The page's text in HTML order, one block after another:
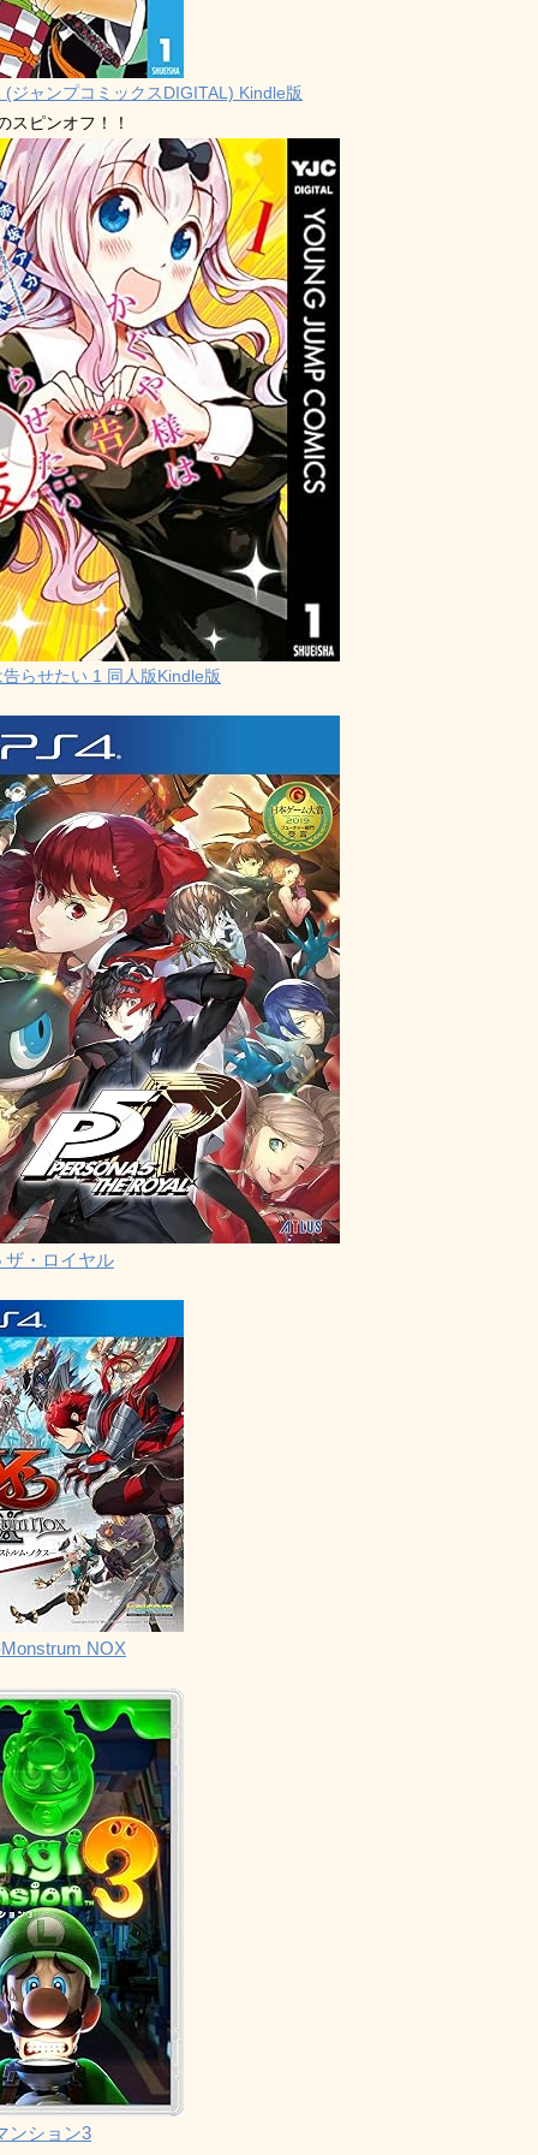
(ジャンプコミックスDIGITAL) Kindle版
スピンオフ！！
らせたい 1 同人版Kindle版
ザ・ロイヤル
NOX
ンション3